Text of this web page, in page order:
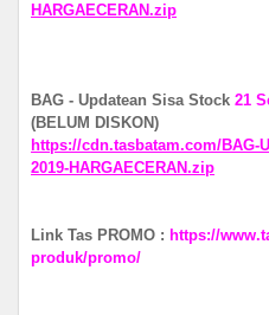
HARGAECERAN.zip
BAG - Updatean Sisa Stock 21
(BELUM DISKON)
https://cdn.tasbatam.com/BAG-
2019-HARGAECERAN.zip
Link Tas PROMO : https://
produk/promo/